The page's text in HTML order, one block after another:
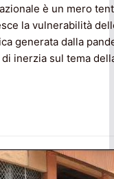
è un mero
la vulnerabilità
generata dalla
inerzia sul tema